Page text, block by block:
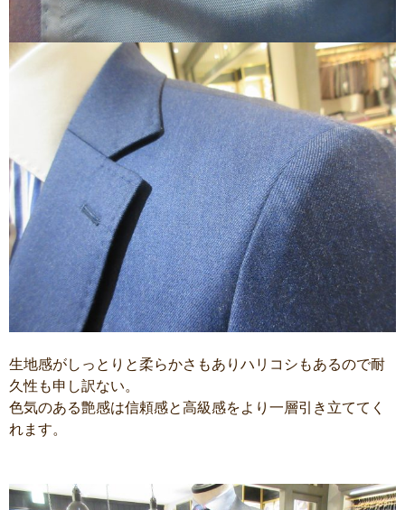
生地感がしっとりと柔らかさもありハリコシもあるので耐
久性も申し訳ない。
色気のある艶感は信頼感と高級感をより一層引き立ててく
れます。